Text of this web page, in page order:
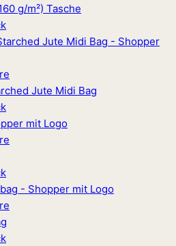
g/m²) Tasche
Jute Midi Bag